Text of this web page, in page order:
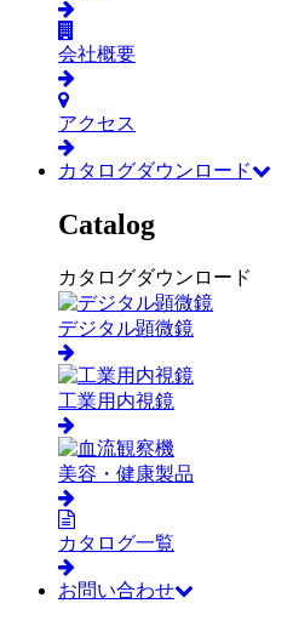
会社概要
アクセス
カタログダウンロード
Catalog
カタログダウンロード
デジタル顕微鏡
工業用内視鏡
美容・健康製品
カタログ一覧
お問い合わせ